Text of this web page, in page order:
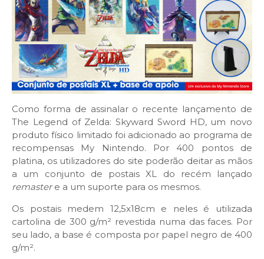
Como forma de assinalar o recente lançamento de
The Legend of Zelda: Skyward Sword HD, um novo
produto físico limitado foi adicionado ao programa de
recompensas My Nintendo. Por 400 pontos de
platina, os utilizadores do site poderão deitar as mãos
a um conjunto de postais XL do recém lançado
remastere a um suporte para os mesmos.
Os postais medem 12,5x18cm e neles é utilizada
cartolina de 300 g/m² revestida numa das faces. Por
seu lado, a base é composta por papel negro de 400
g/m².